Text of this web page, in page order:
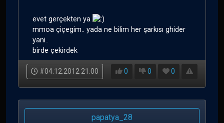
evet gerçekten ya
mmoa çiçegim.. yada ne bilim her şarkısı ghider
yani..
birde çekirdek
#04.12.2012 21:00 0 0 0
papatya_28